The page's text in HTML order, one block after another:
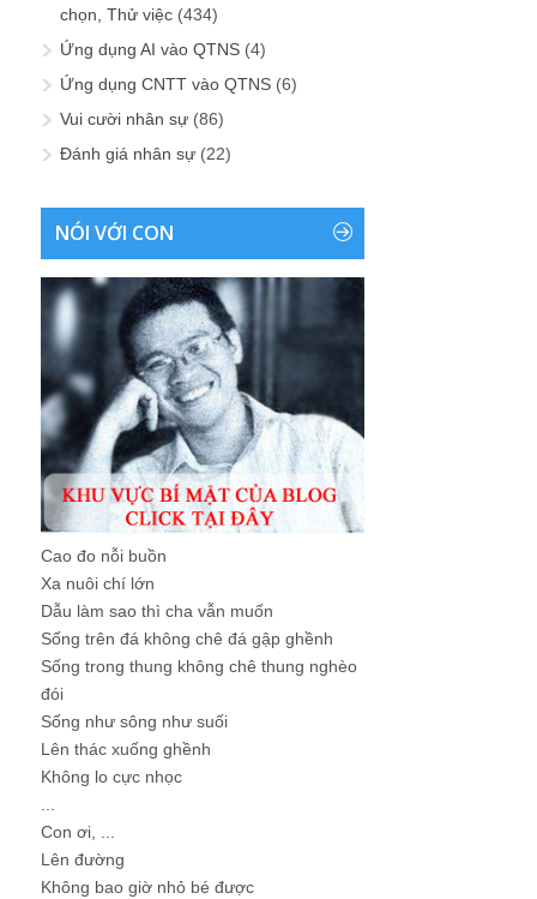
chọn, Thử việc (434)
Ứng dụng AI vào QTNS (4)
Ứng dụng CNTT vào QTNS (6)
Vui cười nhân sự (86)
Đánh giá nhân sự (22)
NÓI VỚI CON
Cao đo nỗi buồn
Xa nuôi chí lớn
Dẫu làm sao thì cha vẫn muốn
Sống trên đá không chê đá gập ghềnh
Sống trong thung không chê thung nghèo
đói
Sống như sông như suối
Lên thác xuống ghềnh
Không lo cực nhọc
Con ơi, ...
Lên đường
Không bao giờ nhỏ bé được